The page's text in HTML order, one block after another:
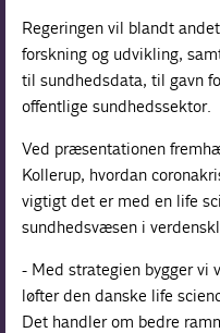
Regeringen vil blandt
forskning og udvikling,
til sundhedsdata, til gavn
offentlige sundhedssektor.
Ved præsentationen
Kollerup, hvordan
vigtigt det er med en life
sundhedsvæsen i
- Med strategien bygger vi
løfter den danske life
Det handler om bedre